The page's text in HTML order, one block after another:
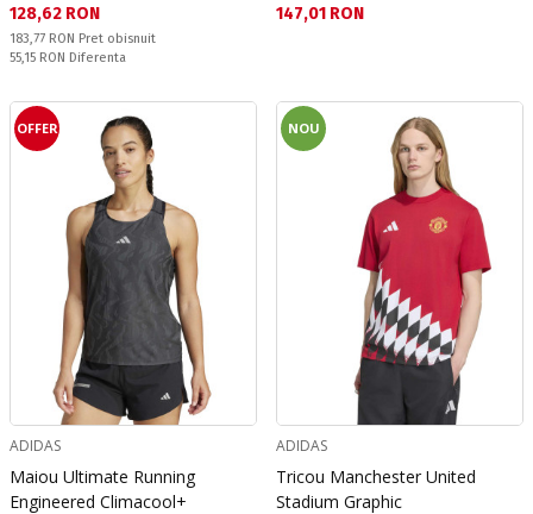
Текуща цена:
128,62 RON
Pret obisnuit:
183,77 RON Pret obisnuit
Спестявате:
55,15 RON Diferenta
Текуща цена:
147,01 RON
OFFER
ADIDAS
Maiou Ultimate Running
Engineered Climacool+
NOU
ADIDAS
Tricou Manchester United
Stadium Graphic